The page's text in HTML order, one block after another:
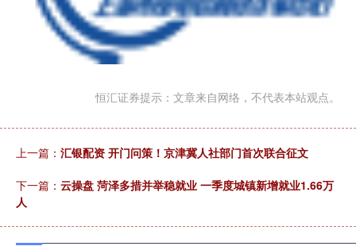
恒汇证券提示：文章来自网络，不代表本站观点。
上一篇： 汇银配资 开门问策！京津冀人社部门首次联合征文
下一篇： 云操盘 菏泽多措并举稳就业 一季度城镇新增就业1.66万
人